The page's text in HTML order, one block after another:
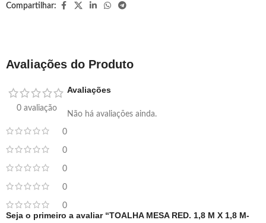
Compartilhar:
Avaliações do Produto
0 avaliação
0
0
0
0
0
Avaliações
Não há avaliações ainda.
Seja o primeiro a avaliar “TOALHA MESA RED. 1,8 M X 1,8 M-